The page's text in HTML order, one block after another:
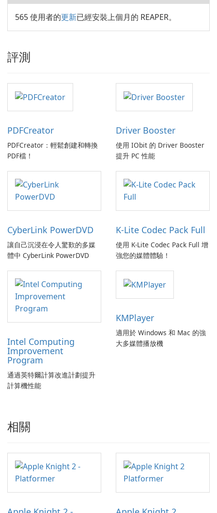
565 使用者的更新已經安裝上個月的 REAPER。
評測
PDFCreator
PDFCreator：輕鬆創建和轉換
PDF檔！
Driver Booster
使用 IObit 的 Driver Booster
提升 PC 性能
CyberLink PowerDVD
讓自己沉浸在令人驚歎的多媒
體中 CyberLink PowerDVD
K-Lite Codec Pack Full
使用 K-Lite Codec Pack Full 增
強您的媒體體驗！
Intel Computing
Improvement
Program
通過英特爾計算改進計劃提升
計算機性能
KMPlayer
適用於 Windows 和 Mac 的強
大多媒體播放機
相關